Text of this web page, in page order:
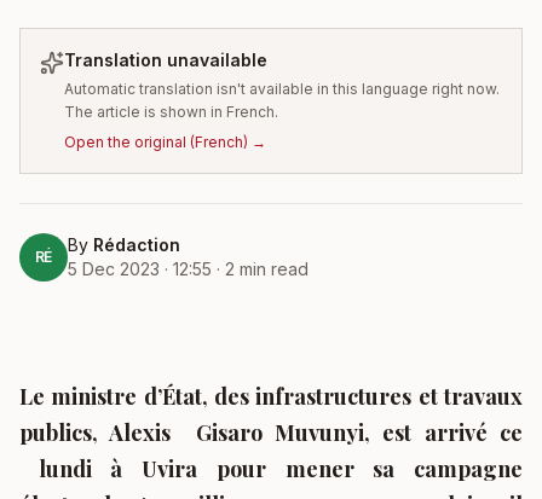
Translation unavailable
Automatic translation isn't available in this language right now.
The article is shown in French.
Open the original (French) →
RÉ
By Rédaction
5 Dec 2023 · 12:55 · 2 min read
Le ministre d’État, des infrastructures et travaux
publics, Alexis Gisaro Muvunyi, est arrivé ce
lundi à Uvira pour mener sa campagne